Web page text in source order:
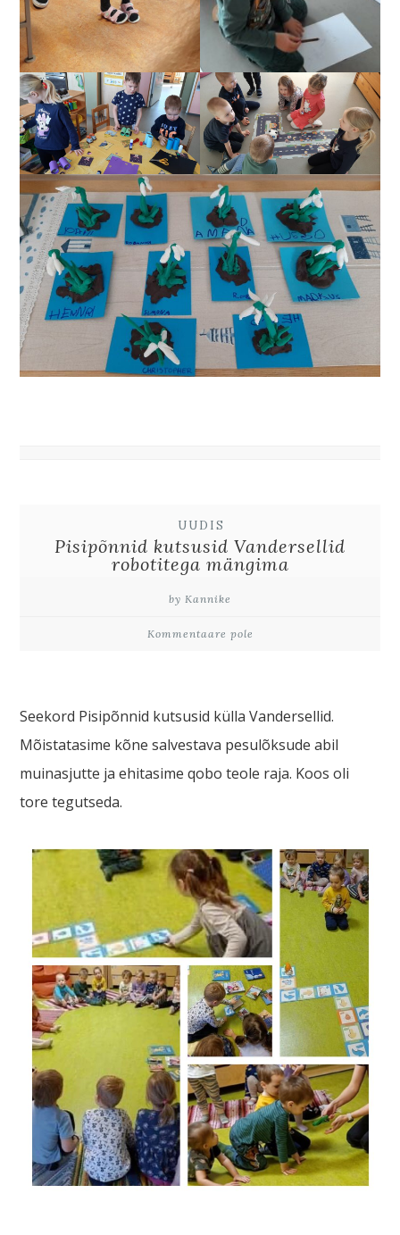
UUDIS
Pisipõnnid kutsusid Vandersellid
robotitega mängima
by Kannike
Kommentaare pole
Seekord Pisipõnnid kutsusid külla Vandersellid.
Mõistatasime kõne salvestava pesulõksude abil
muinasjutte ja ehitasime qobo teole raja. Koos oli
tore tegutseda.